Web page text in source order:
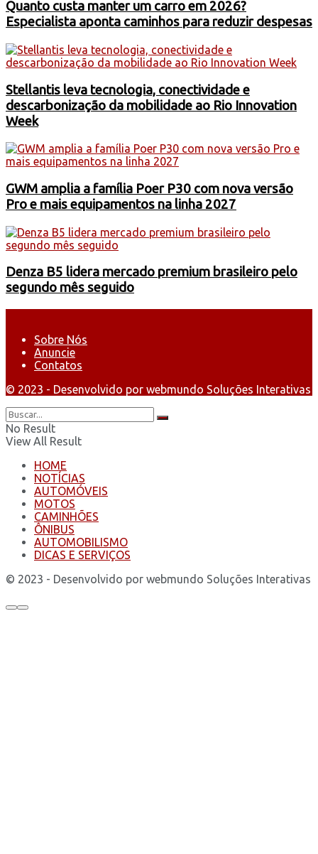
Quanto custa manter um carro em 2026?
Especialista aponta caminhos para reduzir despesas
Stellantis leva tecnologia, conectividade e
descarbonização da mobilidade ao Rio Innovation
Week
GWM amplia a família Poer P30 com nova versão
Pro e mais equipamentos na linha 2027
Denza B5 lidera mercado premium brasileiro pelo
segundo mês seguido
Sobre Nós
Anuncie
Contatos
© 2023 - Desenvolvido por webmundo Soluções Interativas
No Result
View All Result
HOME
NOTÍCIAS
AUTOMÓVEIS
MOTOS
CAMINHÕES
ÔNIBUS
AUTOMOBILISMO
DICAS E SERVIÇOS
© 2023 - Desenvolvido por webmundo Soluções Interativas